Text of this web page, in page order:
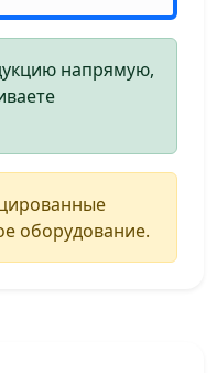
напрямую,
оборудование.